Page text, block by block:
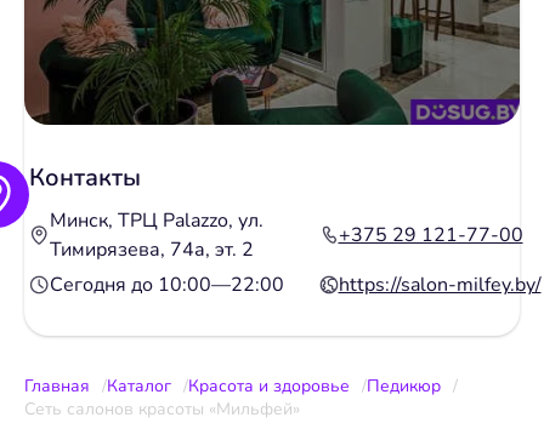
Контакты
Минск, ТРЦ Palazzo, ул.
Тимирязева, 74а, эт. 2
+375 29 121-77-00
Сегодня до 10:00—22:00
https://salon-milfey.by/
Главная Каталог Красота и здоровье
Педикюр
Сеть салонов красоты «Мильфей»